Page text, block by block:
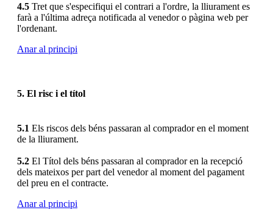
4.5 Tret que s'especifiqui el contrari a l'ordre, la lliurament es
farà a l'última adreça notificada al venedor o pàgina web per
l'ordenant.
Anar al principi
5. El risc i el títol
5.1 Els riscos dels béns passaran al comprador en el moment
de la lliurament.
5.2 El Títol dels béns passaran al comprador en la recepció
dels mateixos per part del venedor al moment del pagament
del preu en el contracte.
Anar al principi